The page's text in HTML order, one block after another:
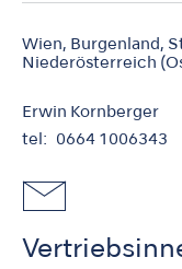
Wien, Burgenland,
Niederösterreich
Erwin Kornberger
tel
0664 1006343